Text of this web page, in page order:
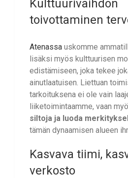
Kulttuurivaihdon
toivottaminen
Atenassa uskomme
lisäksi myös kulttuurisen
edistämiseen, joka tekee
ainutlaatuisen. Liettuan
tarkoituksena ei ole vain
liiketoimintaamme, vaan
siltoja ja luoda
tämän dynaamisen alueen
Kasvava tiimi,
verkosto